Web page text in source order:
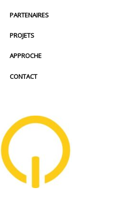
PARTENAIRES
PROJETS
APPROCHE
CONTACT